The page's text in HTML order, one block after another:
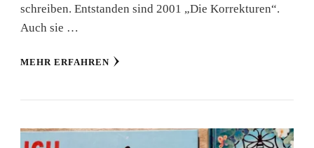
schreiben. Entstanden sind 2001 „Die Korrekturen“.
Auch sie …
MEHR ERFAHREN